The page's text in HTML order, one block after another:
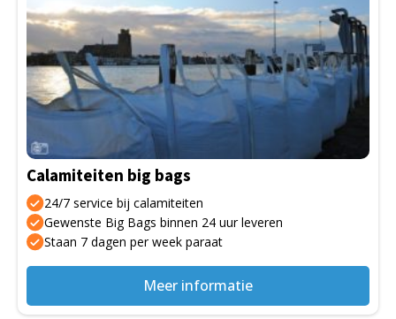
Calamiteiten big bags
24/7 service bij calamiteiten
Gewenste Big Bags binnen 24 uur leveren
Staan 7 dagen per week paraat
Meer informatie
heeft
meerdere
variaties.
Deze
optie
gekozen
worden
op
de
productpagina